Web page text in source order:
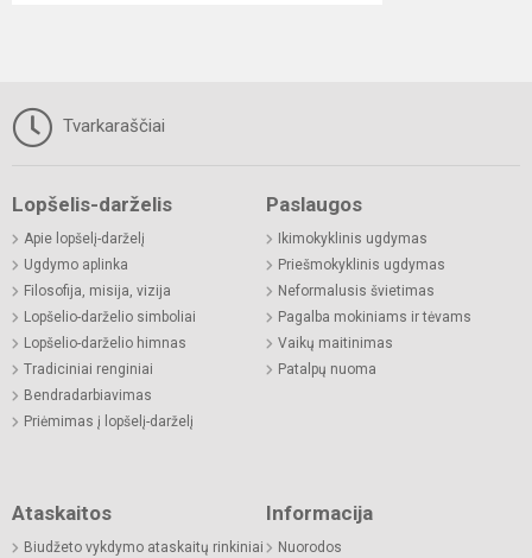
Tvarkaraščiai
Lopšelis-darželis
Apie lopšelį-darželį
Ugdymo aplinka
Filosofija, misija, vizija
Lopšelio-darželio simboliai
Lopšelio-darželio himnas
Tradiciniai renginiai
Bendradarbiavimas
Priėmimas į lopšelį-darželį
Paslaugos
Ikimokyklinis ugdymas
Priešmokyklinis ugdymas
Neformalusis švietimas
Pagalba mokiniams ir tėvams
Vaikų maitinimas
Patalpų nuoma
Ataskaitos
Biudžeto vykdymo ataskaitų rinkiniai
Informacija
Nuorodos